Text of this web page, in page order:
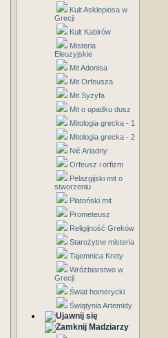
Kult Asklepiosa w
Grecji
Kult Kabirów
Misteria
Eleuzyjskie
Mit Adonisa
Mit Orfeusza
Mit Syzyfa
Mit o upadku dusz
Mitologia grecka - 1
Mitologia grecka - 2
Nić Ariadny
Orfeusz i orfizm
Pelazgijski mit o
stworzeniu
Platoński mit
Prometeusz
Religijność Greków
Starożytne misteria
Tajemnica Krety
Wróżbiarstwo w
Grecji
Świat homerycki
Świątynia Artemidy
Madziarzy